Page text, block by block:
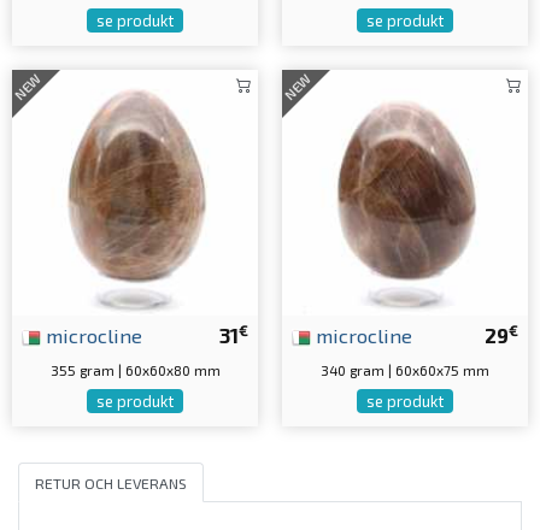
se produkt se produkt
NEW
31€
microcline
355 gram | 60x60x80 mm
se produkt
NEW
29€
microcline
340 gram | 60x60x75 mm
se produkt
RETUR OCH LEVERANS